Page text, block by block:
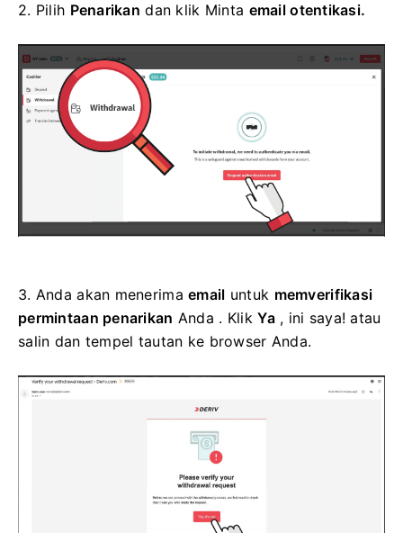
2. Pilih Penarikan dan klik Minta email otentikasi.
3. Anda akan menerimaemail untuk memverifikasi
permintaan penarikan Anda . KlikYa, ini saya! atau
salin dan tempel tautan ke browser Anda.